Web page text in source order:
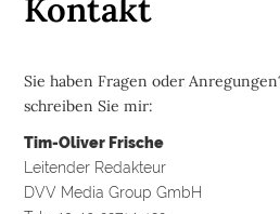
Kontakt
Sie haben Fragen oder
schreiben Sie mir:
Tim-Oliver Frische
Leitender Redakteur
DVV Media Group GmbH